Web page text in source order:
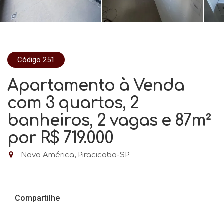
Código 251
Apartamento à Venda
com 3 quartos, 2
banheiros, 2 vagas e 87m²
por R$ 719.000
Nova América, Piracicaba-SP
Compartilhe